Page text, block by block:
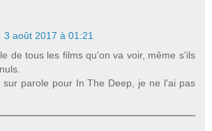
3 août 2017 à 01:21
de tous les films qu'on va voir, même s'ils
sur parole pour In The Deep, je ne l'ai pas